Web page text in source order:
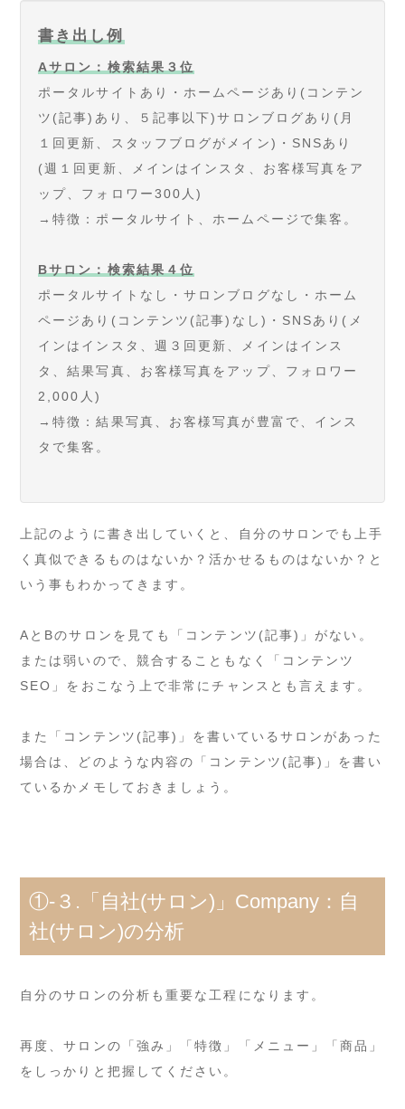
書き出し例
Aサロン：検索結果３位
ポータルサイトあり・ホームページあり(コンテン
ツ(記事)あり、５記事以下)サロンブログあり(月
１回更新、スタッフブログがメイン)・SNSあり
(週１回更新、メインはインスタ、お客様写真をア
ップ、フォロワー300人)
→特徴：ポータルサイト、ホームページで集客。
Bサロン：検索結果４位
ポータルサイトなし・サロンブログなし・ホーム
ページあり(コンテンツ(記事)なし)・SNSあり(メ
インはインスタ、週３回更新、メインはインス
タ、結果写真、お客様写真をアップ、フォロワー
2,000人)
→特徴：結果写真、お客様写真が豊富で、インス
タで集客。
上記のように書き出していくと、自分のサロンでも上手
く真似できるものはないか？活かせるものはないか？と
いう事もわかってきます。
AとBのサロンを見ても「コンテンツ(記事)」がない。
または弱いので、競合することもなく「コンテンツ
SEO」をおこなう上で非常にチャンスとも言えます。
また「コンテンツ(記事)」を書いているサロンがあった
場合は、どのような内容の「コンテンツ(記事)」を書い
ているかメモしておきましょう。
①-３.「自社(サロン)」Company：自
社(サロン)の分析
自分のサロンの分析も重要な工程になります。
再度、サロンの「強み」「特徴」「メニュー」「商品」
をしっかりと把握してください。